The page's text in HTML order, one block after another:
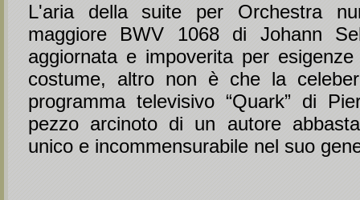
L'aria della suite per Orchestra
maggiore BWV 1068 di Johann
aggiornata e impoverita per
costume, altro non è che la
programma televisivo “Quark” di
pezzo arcinoto di un autore
unico e incommensurabile nel suo